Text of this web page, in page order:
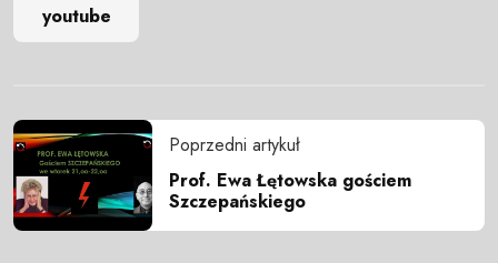
youtube
Poprzedni artykuł
Prof. Ewa Łętowska gościem
Szczepańskiego